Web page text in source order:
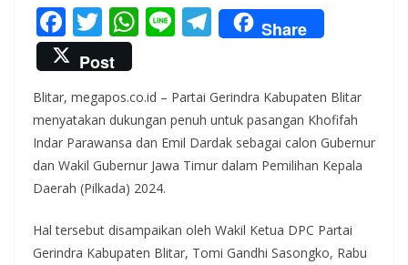
F
ac
e
b
o
o
k
T
w
itt
er
W
s
A
p
p
Li T
el
gr
a
m
Share
Post
Blitar, megapos.co.id – Partai Gerindra Kabupaten Blitar
menyatakan dukungan penuh untuk pasangan Khofifah
Indar Parawansa dan Emil Dardak sebagai calon Gubernur
dan Wakil Gubernur Jawa Timur dalam Pemilihan Kepala
Daerah (Pilkada) 2024.
Hal tersebut disampaikan oleh Wakil Ketua DPC Partai
Gerindra Kabupaten Blitar, Tomi Gandhi Sasongko, Rabu